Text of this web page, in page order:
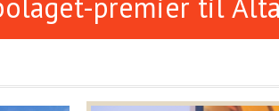
premier til